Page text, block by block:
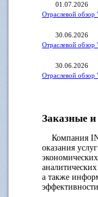
01.07.2026
Отраслевой
30.06.2026
Отраслевой
30.06.2026
Отраслевой
Заказные
Компания
оказания
а также